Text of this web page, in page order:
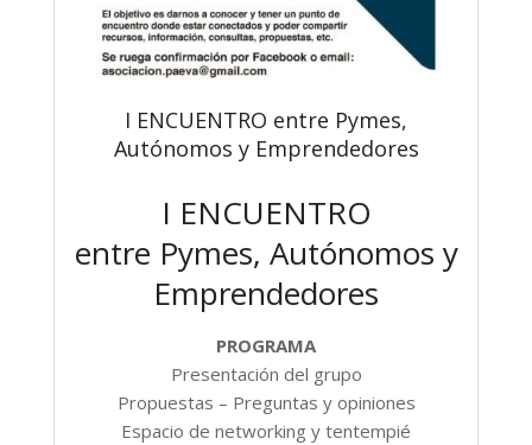
I ENCUENTRO entre Pymes,
Autónomos y Emprendedores
I ENCUENTRO
entre Pymes, Autónomos y
Emprendedores
PROGRAMA
Presentación del grupo
Propuestas – Preguntas y opiniones
Espacio de networking y tentempié